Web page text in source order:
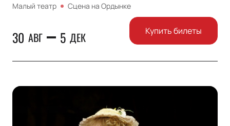
Малый театр Сцена на Ордынке
30 АВГ 5 ДЕК Купить билеты